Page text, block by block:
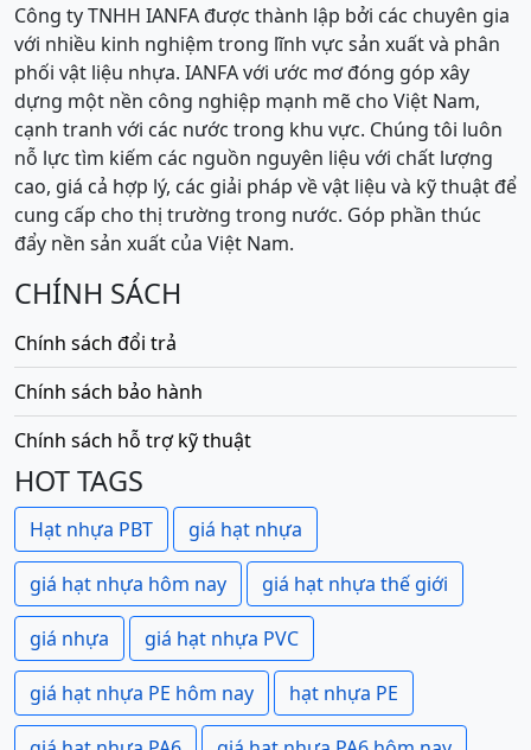
Công ty TNHH IANFA được thành lập bởi các chuyên gia
với nhiều kinh nghiệm trong lĩnh vực sản xuất và phân
phối vật liệu nhựa. IANFA với ước mơ đóng góp xây
dựng một nền công nghiệp mạnh mẽ cho Việt Nam,
cạnh tranh với các nước trong khu vực. Chúng tôi luôn
nỗ lực tìm kiếm các nguồn nguyên liệu với chất lượng
cao, giá cả hợp lý, các giải pháp về vật liệu và kỹ thuật để
cung cấp cho thị trường trong nước. Góp phần thúc
đẩy nền sản xuất của Việt Nam.
CHÍNH SÁCH
Chính sách đổi trả
Chính sách bảo hành
Chính sách hỗ trợ kỹ thuật
HOT TAGS
Hạt nhựa PBT giá hạt nhựa
giá hạt nhựa hôm nay giá hạt nhựa thế giới
giá nhựa giá hạt nhựa PVC
giá hạt nhựa PE hôm nay hạt nhựa PE